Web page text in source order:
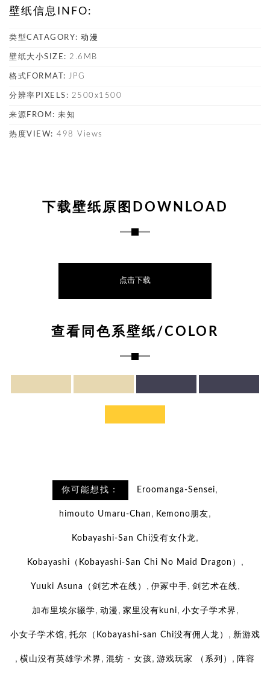
壁纸信息INFO:
类型CATAGORY: 动漫
壁纸大小SIZE: 2.6MB
格式FORMAT: JPG
分辨率PIXELS: 2500x1500
来源FROM: 未知
热度VIEW: 498 Views
下载壁纸原图DOWNLOAD
点击下载
查看同色系壁纸/COLOR
你可能想找： Eroomanga-Sensei,
himouto Umaru-Chan , Kemono朋友,
Kobayashi-San Chi没有女仆龙 ,
Kobayashi（Kobayashi-San Chi No Maid Dragon） ,
Yuuki Asuna（剑艺术在线） , 伊冢中手, 剑艺术在线,
加布里埃尔辍学, 动漫 , 家里没有kuni, 小女子学术界 ,
小女子学术馆, 托尔（Kobayashi-san Chi没有佣人龙） , 新游戏
, 横山没有英雄学术界 , 混纺 - 女孩, 游戏玩家 （系列） , 阵容